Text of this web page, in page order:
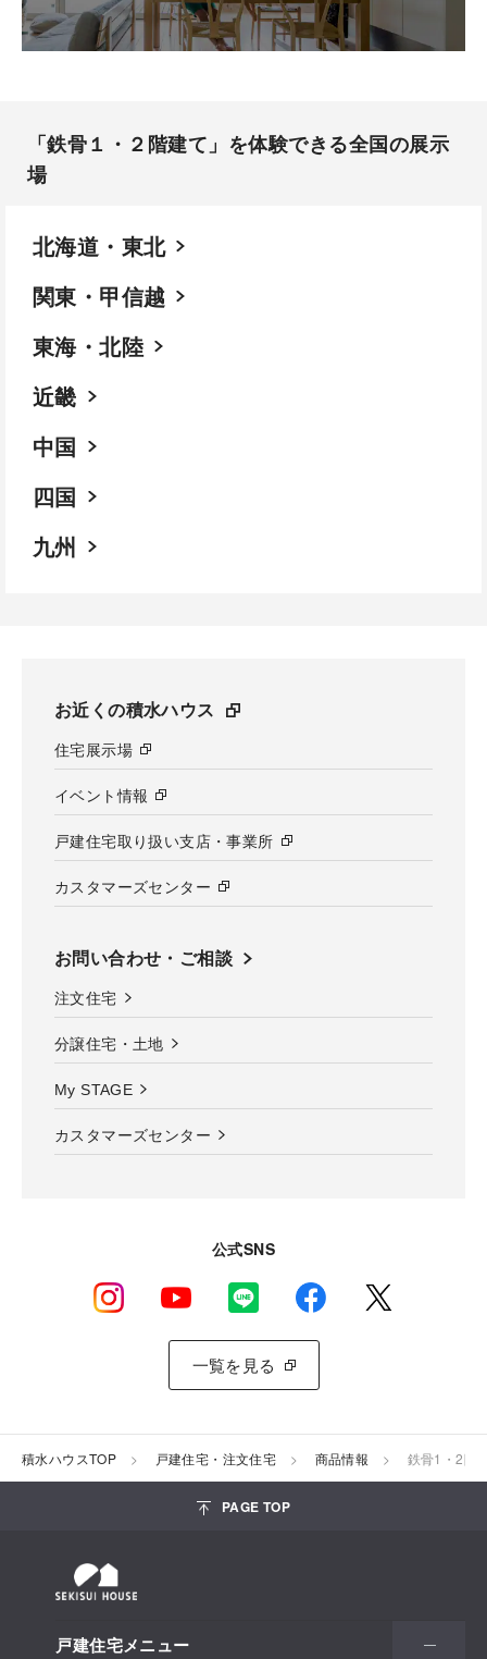
「鉄骨１・２階建て」を体験できる全国の展示
場​
北海道・東北
関東・甲信越
東海・北陸
近畿
中国
四国
九州
お近くの積水ハウス
住宅展示場
イベント情報
戸建住宅取り扱い支店・事業所
カスタマーズセンター
お問い合わせ・ご相談
注文住宅
分譲住宅・土地
My STAGE
カスタマーズセンター
公式SNS
一覧を見る
積水ハウスTOP 戸建住宅・注文住宅 商品情報 鉄骨1・2階
PAGE TOP
戸建住宅メニュー